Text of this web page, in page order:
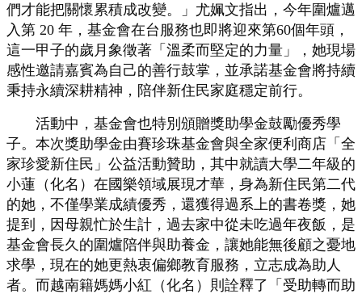
們才能把關懷累積成改變。」尤姵文指出，今年圍爐邁
入第 20 年，基金會在台服務也即將迎來第60個年頭，
這一甲子的歲月象徵著「溫柔而堅定的力量」，她現場
感性邀請嘉賓為自己的善行鼓掌，並承諾基金會將持續
秉持永續深耕精神，陪伴新住民家庭穩定前行。
活動中，基金會也特別頒贈獎助學金鼓勵優秀學
子。本次獎助學金由賽珍珠基金會與全家便利商店「全
家珍愛新住民」公益活動贊助，其中就讀大學二年級的
小蓮（化名）在國樂領域展現才華，身為新住民第二代
的她，不僅學業成績優秀，還獲得過系上的書卷獎，她
提到，因母親忙於生計，過去家中從未吃過年夜飯，是
基金會長久的圍爐陪伴與助養金，讓她能無後顧之憂地
求學，現在的她更熱衷偏鄉教育服務，立志成為助人
者。而越南籍媽媽小紅（化名）則詮釋了「受助轉而助